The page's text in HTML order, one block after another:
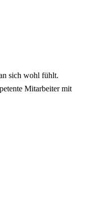
sich wohl fühlt.
Mitarbeiter mit